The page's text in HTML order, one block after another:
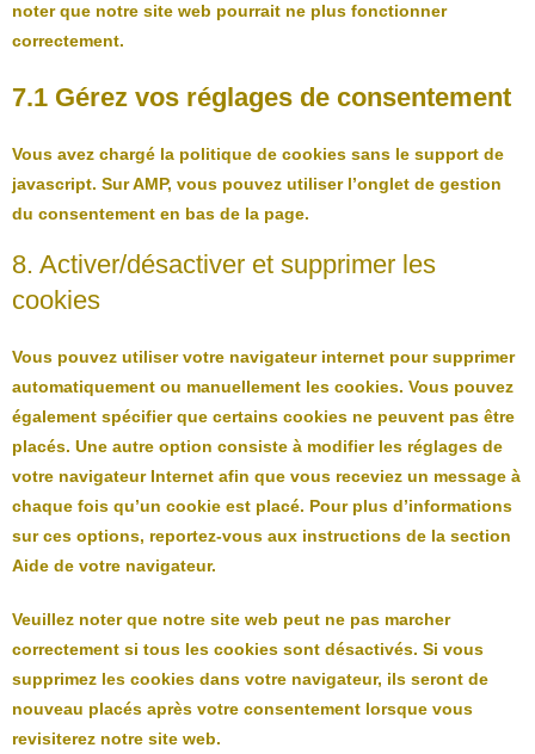
noter que notre site web pourrait ne plus fonctionner
correctement.
7.1 Gérez vos réglages de consentement
Vous avez chargé la politique de cookies sans le support de
javascript. Sur AMP, vous pouvez utiliser l’onglet de gestion
du consentement en bas de la page.
8. Activer/désactiver et supprimer les
cookies
Vous pouvez utiliser votre navigateur internet pour supprimer
automatiquement ou manuellement les cookies. Vous pouvez
également spécifier que certains cookies ne peuvent pas être
placés. Une autre option consiste à modifier les réglages de
votre navigateur Internet afin que vous receviez un message à
chaque fois qu’un cookie est placé. Pour plus d’informations
sur ces options, reportez-vous aux instructions de la section
Aide de votre navigateur.
Veuillez noter que notre site web peut ne pas marcher
correctement si tous les cookies sont désactivés. Si vous
supprimez les cookies dans votre navigateur, ils seront de
nouveau placés après votre consentement lorsque vous
revisiterez notre site web.